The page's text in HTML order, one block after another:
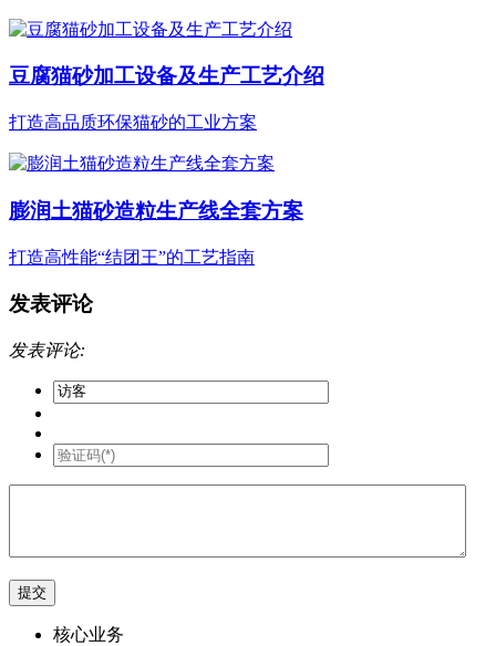
豆腐猫砂加工设备及生产工艺介绍
打造高品质环保猫砂的工业方案
膨润土猫砂造粒生产线全套方案
打造高性能“结团王”的工艺指南
发表评论
发表评论:
核心业务